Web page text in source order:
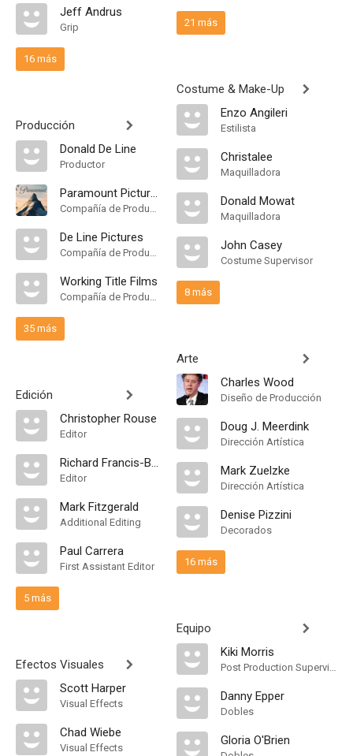
Jeff Andrus
Grip
16 más
Producción
Donald De Line
Productor
Paramount Pictures
Compañía de Produccion
De Line Pictures
Compañía de Produccion
Working Title Films
Compañía de Produccion
35 más
Edición
Christopher Rouse
Editor
Richard Francis-Bruce
Editor
Mark Fitzgerald
Additional Editing
Paul Carrera
First Assistant Editor
5 más
Efectos Visuales
Scott Harper
Visual Effects
Chad Wiebe
Visual Effects
21 más
Costume & Make-Up
Enzo Angileri
Estilista
Christalee
Maquilladora
Donald Mowat
Maquilladora
John Casey
Costume Supervisor
8 más
Arte
Charles Wood
Diseño de Producción
Doug J. Meerdink
Dirección Artística
Mark Zuelzke
Dirección Artística
Denise Pizzini
Decorados
16 más
Equipo
Kiki Morris
Post Production Supervisor
Danny Epper
Dobles
Gloria O'Brien